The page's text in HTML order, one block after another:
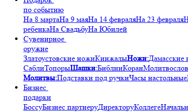
по событию
На 8 мартаНа 9 маяНа 14 февраляНа 23 февраля
ребенкаНа СвадьбуНа Юбилей
Сувенирное
оружие
Златоустовские ножиКинжалыНожи:Дамасские
СаблиТопорыШашки:БиблииКоранМолитвослов
Молитвы:Подставки под ручкиЧасы настольные
Бизнес
подарки
БоссуБизнес партнеруДиректоруКоллеге